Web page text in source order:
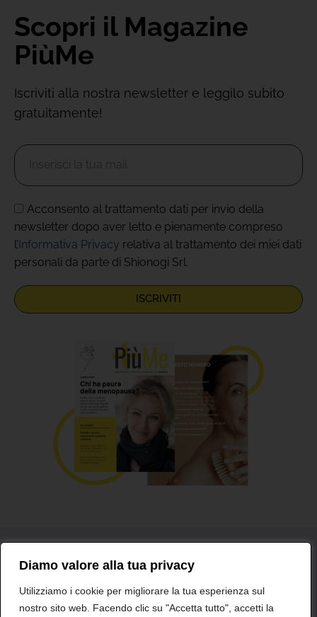
Diamo valore alla tua privacy
Utilizziamo i cookie per migliorare la tua esperienza sul
nostro sito web. Facendo clic su "Accetta tutto", accetti la
Scopri il Magazine
PiùMe
Iscriviti alla nostra newsletter e leggilo subito
gratuitamente!
Acconsento al trattamento dati per invio della
newsletter dopo aver letto e pienamente compreso
l’Informativa Privacy relativa al trattamento dei miei dati
personali da parte di Shionogi Srl.
ISCRIVITI
Glossario Medici e professionisti
Shionogi Europa Dichiarazioni sulla Privacy